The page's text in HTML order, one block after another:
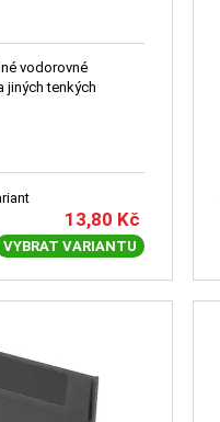
vodorovné
jiných tenkých
13,80 Kč
VYBRAT VARIANTU